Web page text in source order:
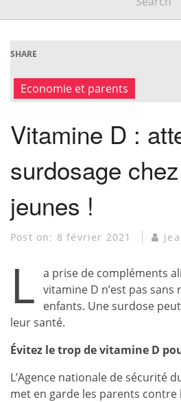
SHARE
Economie et parents
Vitamine D :
surdosage
jeunes !
Post on: 8 février 2021
L a prise de compléments
vitamine D n’est pas sans
enfants. Une surdose
leur santé.
Évitez le trop de vitamine D
L’Agence nationale de sécurité
met en garde les parents contre